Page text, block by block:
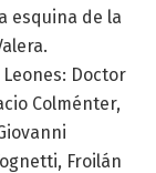
esquina de la
Doctor
Colménter,
Froilán